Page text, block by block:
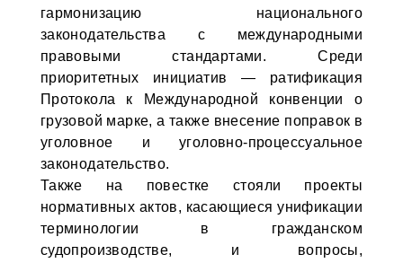
гармонизацию национального
законодательства с международными
правовыми стандартами. Среди
приоритетных инициатив — ратификация
Протокола к Международной конвенции о
грузовой марке, а также внесение поправок в
уголовное и уголовно-процессуальное
законодательство.
Также на повестке стояли проекты
нормативных актов, касающиеся унификации
терминологии в гражданском
судопроизводстве, и вопросы,